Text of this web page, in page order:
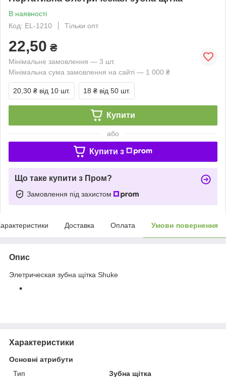
В наявності
Код: EL-1210
Тільки опт
22,50 ₴
Мінімальне замовлення — 3 шт.
Мінімальна сума замовлення на сайті — 1 000 ₴
20,30 ₴ від 10 шт. 18 ₴ від 50 шт.
Купити
або
Купити з
Що таке купити з Пром?
Замовлення під захистом
Доставка Оплата Умови повернення
Опис
Элетрическая зубна щітка Shuke
Характеристики
Основні атрибути
Тип
Зубна щітка